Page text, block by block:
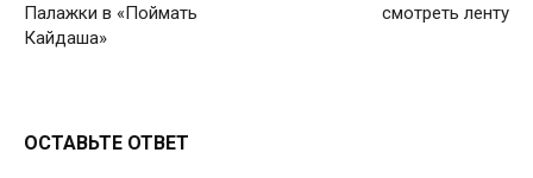
Палажки в «Поймать
Кайдаша»
смотреть ленту
ОСТАВЬТЕ ОТВЕТ